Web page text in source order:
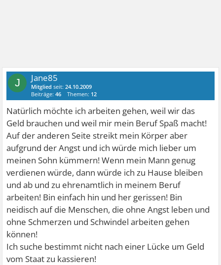
J Jane85
Mitglied seit:24.10.2009
Beiträge:46 Themen: 12
Natürlich möchte ich arbeiten gehen, weil wir das
Geld brauchen und weil mir mein Beruf Spaß macht!
Auf der anderen Seite streikt mein Körper aber
aufgrund der Angst und ich würde mich lieber um
meinen Sohn kümmern! Wenn mein Mann genug
verdienen würde, dann würde ich zu Hause bleiben
und ab und zu ehrenamtlich in meinem Beruf
arbeiten! Bin einfach hin und her gerissen! Bin
neidisch auf die Menschen, die ohne Angst leben und
ohne Schmerzen und Schwindel arbeiten gehen
können!
Ich suche bestimmt nicht nach einer Lücke um Geld
vom Staat zu kassieren!